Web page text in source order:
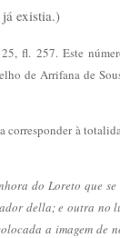
já existia.)
fl. 257. Este
de Arrifana de
corresponder à
do Loreto que
della; e outra no
a imagem de